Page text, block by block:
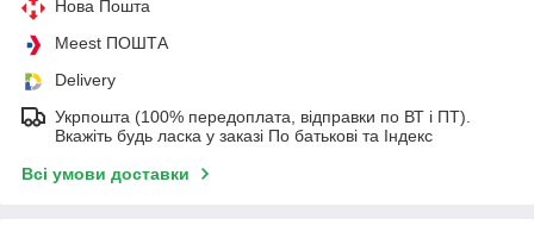
Нова Пошта
Meest ПОШТА
Delivery
Укрпошта (100% передоплата, відправки по ВТ і ПТ).
Вкажіть будь ласка у заказі По батькові та Індекс
Всі умови доставки